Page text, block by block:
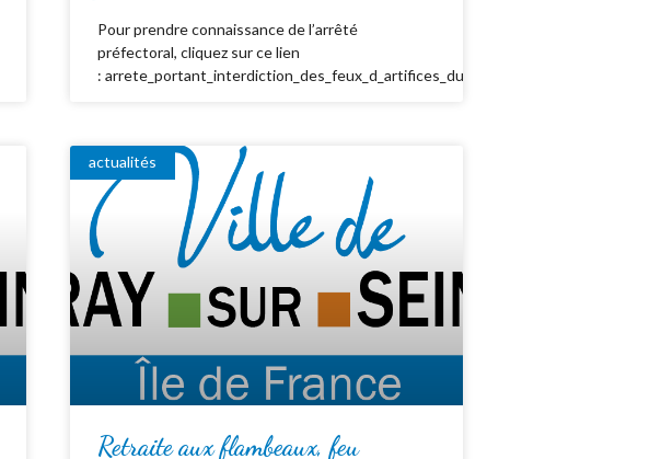
Pour prendre connaissance de l’arrêté
préfectoral, cliquez sur ce lien
: arrete_portant_interdiction_des_feux_d_artifices_du_15_au_19_juillet_2026
actualités
Retraite aux flambeaux, feu